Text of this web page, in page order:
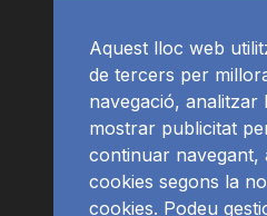
Aquest lloc web
de tercers per
navegació, analitzar
mostrar publicitat
continuar navegant,
cookies segons la
cookies. Podeu